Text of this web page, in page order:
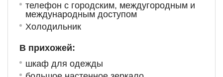
телефон с городским, междугородным и
международным доступом
Холодильник
В прихожей:
шкаф для одежды